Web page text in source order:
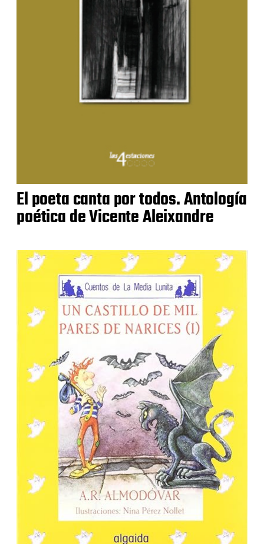
El poeta canta por todos. Antología
poética de Vicente Aleixandre